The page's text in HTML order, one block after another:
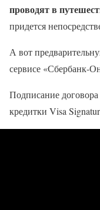
проводят в
придется
А вот
сервисе «Сбербанк-
Подписание
кредитки Visa